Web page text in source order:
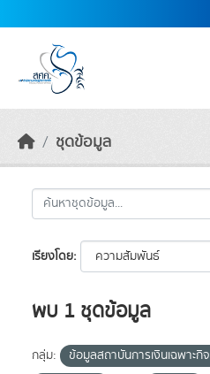
ชุดข้อมูล
เรียงโดย
พบ 1 ชุดข้อมูล
กลุ่ม: ข้อมูลสถาบันการเงินเฉพาะกิจ